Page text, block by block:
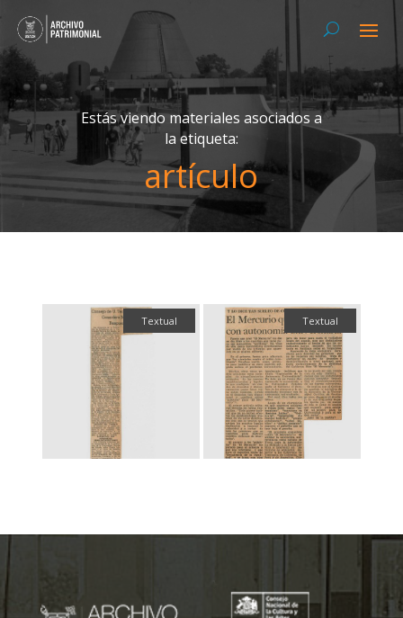
Estás viendo materiales asociados a
la etiqueta:
artículo
Textual Textual